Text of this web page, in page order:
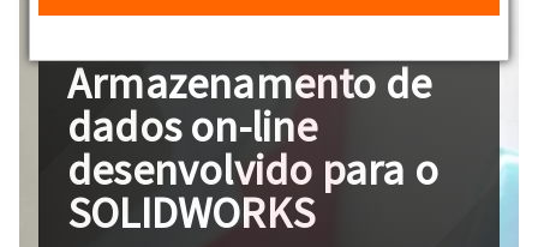
Armazenamento de
dados on-line
desenvolvido para o
SOLIDWORKS